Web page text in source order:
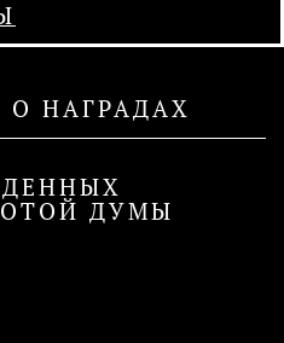
НАГРАДАХ
ДУМЫ